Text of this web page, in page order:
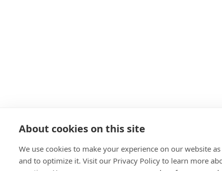
About cookies on this site
We use cookies to make your experience on our website
and to optimize it. Visit our Privacy Policy to learn more